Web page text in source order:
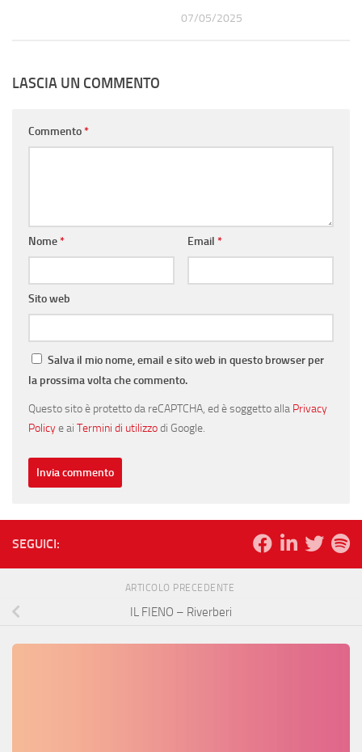
07/05/2025
LASCIA UN COMMENTO
Commento*
Nome* Email *
Sito web
Salva il mio nome, email e sito web in questo browser per
la prossima volta che commento.
Questo sito è protetto da reCAPTCHA, ed è soggetto alla Privacy
Policye ai Termini di utilizzodi Google.
SEGUICI:
ARTICOLO PRECEDENTE
IL FIENO – Riverberi